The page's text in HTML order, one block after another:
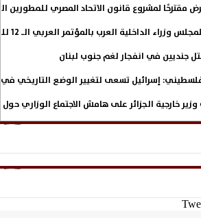
مقترحًا لمشروع قانون الاتحاد المصري للمطورين
الداخلية العرب بالمؤتمر العربي الـ 12 للمسؤولين عن الأمن السياحي
جنديين في انفجار لغم جنوب لبنان
إسرائيل تسعى لتغيير الوضع التاريخي
خارجية الجزائر على هامش الاجتماع الوزاري